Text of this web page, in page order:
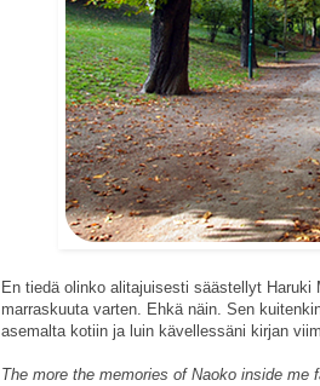
En tiedä olinko alitajuisesti säästellyt Haruki
marraskuuta varten. Ehkä näin. Sen
asemalta kotiin ja luin kävellessäni kirjan
The more the memories of Naoko inside me